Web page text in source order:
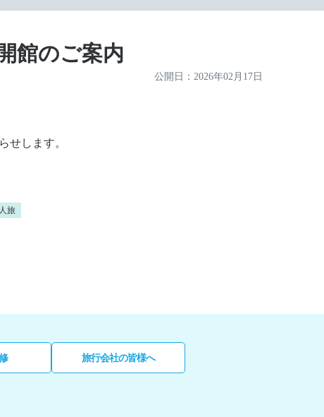
館のご案内
公開日： 2026年02月17日
せします。
旅
旅行会社の皆様へ